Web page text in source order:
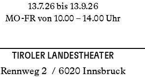
13.7.26 bis 13.9.26
MO-FR von 10.00 – 14.00 Uhr
TIROLER LANDESTHEATER
Rennweg 2 / 6020 Innsbruck